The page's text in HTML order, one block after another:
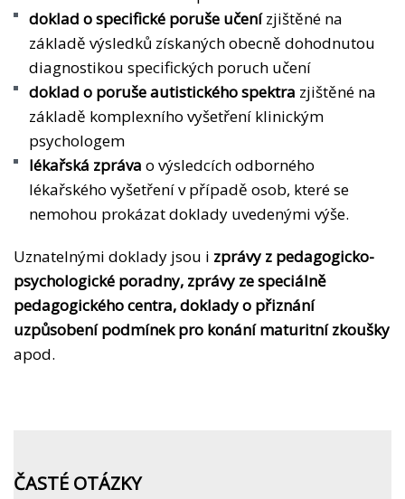
doklad o specifické poruše učenízjištěné na
základě výsledků získaných obecně dohodnutou
diagnostikou specifických poruch učení
doklad o poruše autistického spektra zjištěné na
základě komplexního vyšetření klinickým
psychologem
lékařská zpráva o výsledcích odborného
lékařského vyšetření v případě osob, které se
nemohou prokázat doklady uvedenými výše.
Uznatelnými doklady jsou i zprávy z pedagogicko-
psychologické poradny, zprávy ze speciálně
pedagogického centra, doklady o přiznání
uzpůsobení podmínek pro konání maturitní zkoušky
apod.
ČASTÉ OTÁZKY